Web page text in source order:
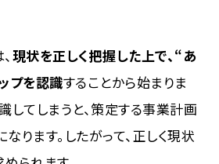
現状を正しく把握した上で、“あ
プを認識することから始まりま
してしまうと、策定する事業計画
ります。したがって、正しく現状